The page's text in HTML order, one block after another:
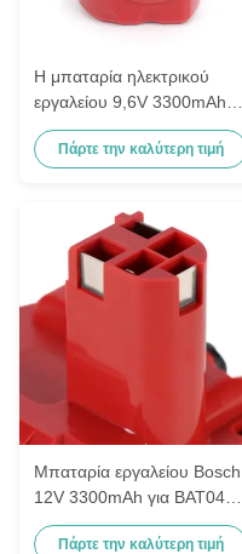
Η μπαταρία ηλεκτρικού
εργαλείου 9,6V 3300mAh
για Boschbat048, Bat100,
Bat119, 2607 335 540,
Πάρτε την καλύτερη τιμή
Μπαταρία εργαλείου Bosch
12V 3300mAh για BAT043
BAT045 BAT046
Πάρτε την καλύτερη τιμή